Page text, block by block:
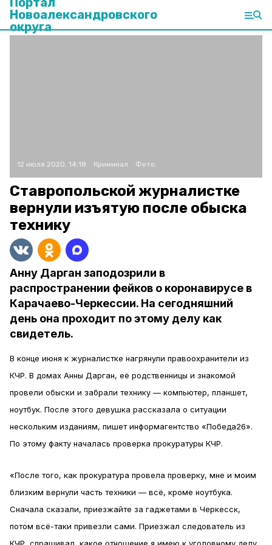
Новоалександровского
округа
12 июля 2020, 14:18 Криминал Фото:
Ставропольской журналистке
вернули изъятую после обыска
технику
Анну Дарган заподозрили в
распространении фейков о коронавирусе в
Карачаево-Черкессии. На сегодняшний
день она проходит по этому делу как
свидетель.
В конце июня к журналистке нагрянули правоохранители из
КЧР. В домах Анны Дарган, её родственницы и знакомой
провели обыски и забрали технику — компьютер, планшет,
ноутбук. После этого девушка рассказала о ситуации
нескольким изданиям, пишет информагентство «Победа26».
По этому факту началась проверка прокуратуры КЧР.
«После того, как прокуратура провела проверку, мне и моим
близким вернули часть техники — всё, кроме ноутбука.
Сначала сказали, приезжайте за гаджетами в Черкесск,
потом всё-таки привезли сами. Приезжал следователь из